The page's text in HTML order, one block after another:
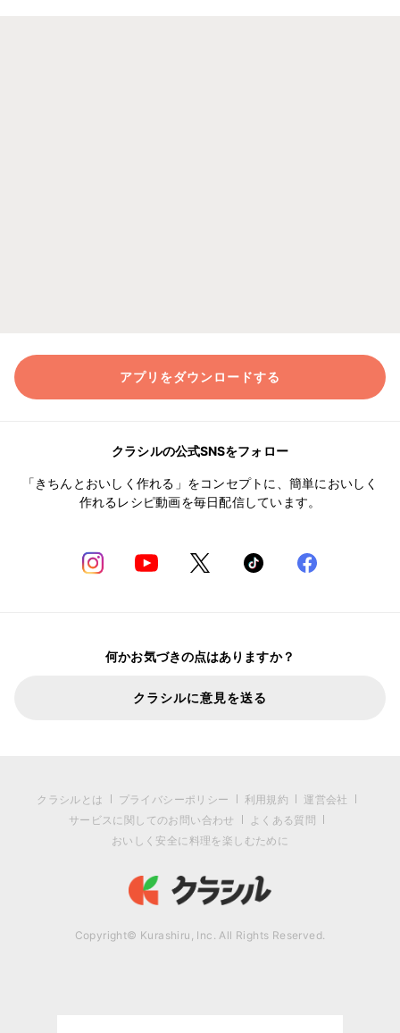
アプリをダウンロードする
クラシルの公式SNSをフォロー
「きちんとおいしく作れる」をコンセプトに、簡単においしく
作れるレシピ動画を毎日配信しています。
何かお気づきの点はありますか？
クラシルに意見を送る
クラシルとは プライバシーポリシー 利用規約
運営会社
サービスに関してのお問い合わせ
よくある質問
おいしく安全に料理を楽しむために
Copyright© Kurashiru, Inc. All Rights Reserved.